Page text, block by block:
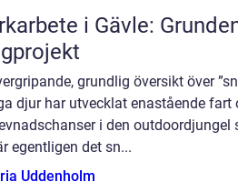
i Gävle:
grundlig översikt över
djur har utvecklat enastående
i den outdoordjungel
egentligen det sn...
Uddenholm